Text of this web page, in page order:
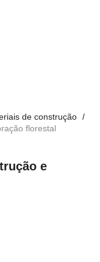
de construção
florestal
e